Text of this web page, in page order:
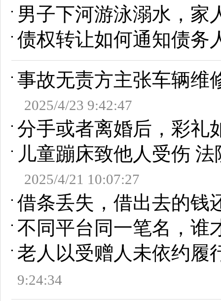
男子下河游泳溺水，家
债权转让如何通知债务
事故无责方主张车辆维
2025/4/23 9:42:47
分手或者离婚后，彩礼
儿童蹦床致他人受伤
2025/4/21 10:07:27
借条丢失，借出去的钱
不同平台同一笔名，谁
老人以受赠人未依约履
9:24:34